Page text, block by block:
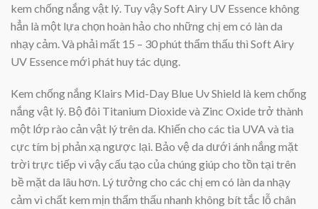
kem chống nắng vật lý. Tuy vậy Soft Airy UV Essence không
hẳn là một lựa chọn hoàn hảo cho những chị em có làn da
nhạy cảm. Và phải mất 15 – 30 phút thẩm thấu thì Soft Airy
UV Essence mới phát huy tác dụng.
Kem chống nắng Klairs Mid-Day Blue Uv Shield là kem chống
nắng vật lý. Bộ đôi Titanium Dioxide và Zinc Oxide trở thành
một lớp rào cản vật lý trên da. Khiến cho các tia UVA và tia
cực tím bị phản xạ ngược lại. Bảo vệ da dưới ánh nắng mặt
trời trực tiếp vì vậy cấu tạo của chúng giúp cho tồn tại trên
bề mặt da lâu hơn. Lý tưởng cho các chị em có làn da nhạy
cảm vì chất kem mịn thẩm thấu nhanh không bít tắc lỗ chân